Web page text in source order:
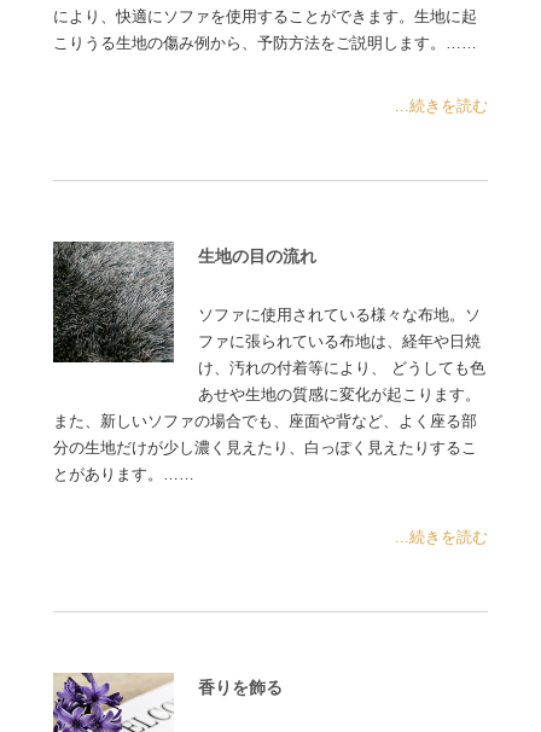
により、快適にソファを使用することができます。生地に起
こりうる生地の傷み例から、予防方法をご説明します。……
...続きを読む
生地の目の流れ
ソファに使用されている様々な布地。ソ
ファに張られている布地は、経年や日焼
け、汚れの付着等により、 どうしても色
あせや生地の質感に変化が起こります。
また、新しいソファの場合でも、座面や背など、よく座る部
分の生地だけが少し濃く見えたり、白っぽく見えたりするこ
とがあります。……
...続きを読む
香りを飾る